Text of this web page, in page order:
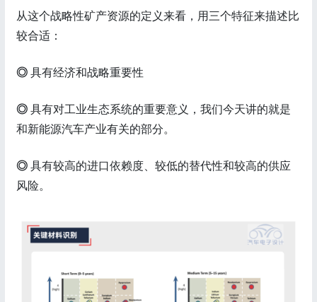
从这个战略性矿产资源的定义来看，用三个特征来描述比
较合适：
◎ 具有经济和战略重要性
◎ 具有对工业生态系统的重要意义，我们今天讲的就是
和新能源汽车产业有关的部分。
◎ 具有较高的进口依赖度、较低的替代性和较高的供应
风险。